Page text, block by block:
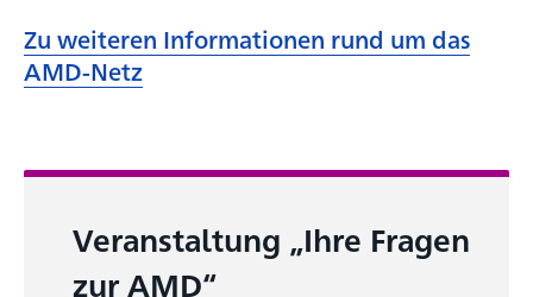
Zu weiteren Informationen rund um das
AMD-Netz
Veranstaltung „Ihre Fragen
zur AMD“